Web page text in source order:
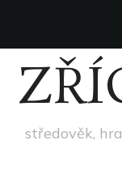
středověk,